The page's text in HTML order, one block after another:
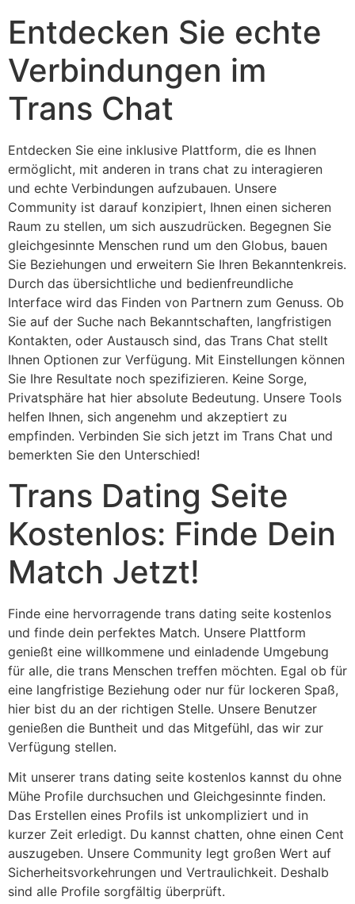
Entdecken Sie echte
Verbindungen im
Trans Chat
Entdecken Sie eine inklusive Plattform, die es Ihnen
ermöglicht, mit anderen in trans chat zu interagieren
und echte Verbindungen aufzubauen. Unsere
Community ist darauf konzipiert, Ihnen einen sicheren
Raum zu stellen, um sich auszudrücken. Begegnen Sie
gleichgesinnte Menschen rund um den Globus, bauen
Sie Beziehungen und erweitern Sie Ihren Bekanntenkreis.
Durch das übersichtliche und bedienfreundliche
Interface wird das Finden von Partnern zum Genuss. Ob
Sie auf der Suche nach Bekanntschaften, langfristigen
Kontakten, oder Austausch sind, das Trans Chat stellt
Ihnen Optionen zur Verfügung. Mit Einstellungen können
Sie Ihre Resultate noch spezifizieren. Keine Sorge,
Privatsphäre hat hier absolute Bedeutung. Unsere Tools
helfen Ihnen, sich angenehm und akzeptiert zu
empfinden. Verbinden Sie sich jetzt im Trans Chat und
bemerkten Sie den Unterschied!
Trans Dating Seite
Kostenlos: Finde Dein
Match Jetzt!
Finde eine hervorragende trans dating seite kostenlos
und finde dein perfektes Match. Unsere Plattform
genießt eine willkommene und einladende Umgebung
für alle, die trans Menschen treffen möchten. Egal ob für
eine langfristige Beziehung oder nur für lockeren Spaß,
hier bist du an der richtigen Stelle. Unsere Benutzer
genießen die Buntheit und das Mitgefühl, das wir zur
Verfügung stellen.
Mit unserer trans dating seite kostenlos kannst du ohne
Mühe Profile durchsuchen und Gleichgesinnte finden.
Das Erstellen eines Profils ist unkompliziert und in
kurzer Zeit erledigt. Du kannst chatten, ohne einen Cent
auszugeben. Unsere Community legt großen Wert auf
Sicherheitsvorkehrungen und Vertraulichkeit. Deshalb
sind alle Profile sorgfältig überprüft.